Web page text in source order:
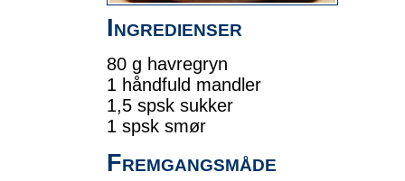
Ingredienser
80 g havregryn
1 håndfuld mandler
1,5 spsk sukker
1 spsk smør
Fremgangsmåde